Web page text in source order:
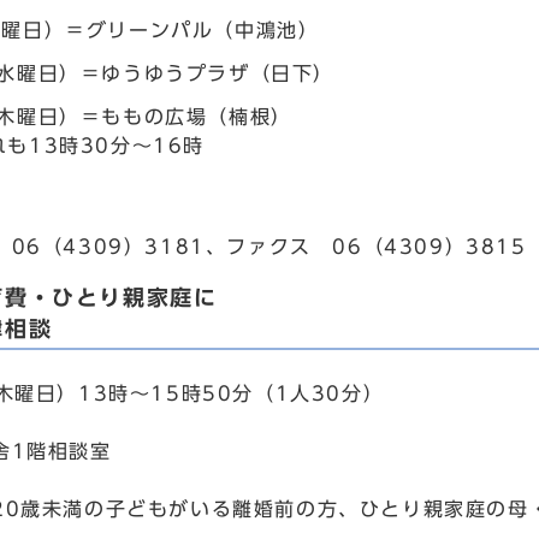
日）＝グリーンパル（中鴻池）
曜日）＝ゆうゆうプラザ（日下）
曜日）＝ももの広場（楠根）
も13時30分～16時
06（4309）3181、ファクス 06（4309）3815
・ひとり親家庭に
談
曜日）13時～15時50分（1人30分）
1階相談室
歳未満の子どもがいる離婚前の方、ひとり親家庭の母